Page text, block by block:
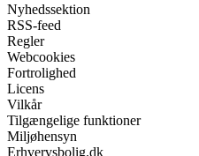
Nyhedssektion
RSS-feed
Regler
Webcookies
Fortrolighed
Licens
Vilkår
Tilgængelige funktioner
Miljøhensyn
Erhvervsbolig.dk